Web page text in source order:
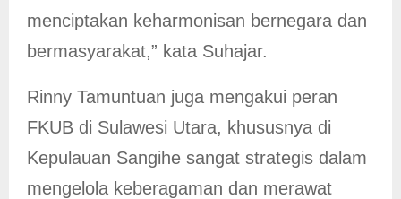
menciptakan keharmonisan bernegara dan
bermasyarakat,” kata Suhajar.
Rinny Tamuntuan juga mengakui peran
FKUB di Sulawesi Utara, khususnya di
Kepulauan Sangihe sangat strategis dalam
mengelola keberagaman dan merawat